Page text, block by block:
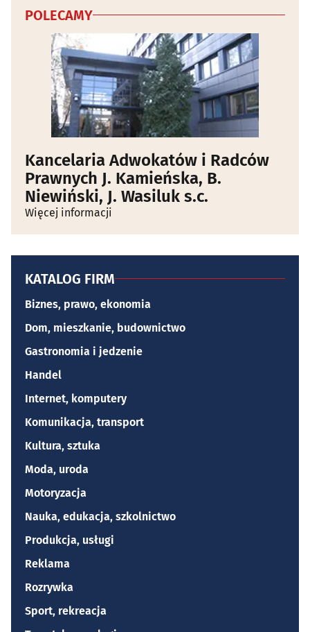
POLECAMY
Kancelaria Adwokatów i Radców
Prawnych J. Kamieńska, B.
Niewiński, J. Wasiluk s.c.
Więcej informacji
KATALOG FIRM
Biznes, prawo, ekonomia
Dom, mieszkanie, budownictwo
Gastronomia i jedzenie
Handel
Internet, komputery
Komunikacja, transport
Kultura, sztuka
Moda, uroda
Motoryzacja
Nauka, edukacja, szkolnictwo
Produkcja, usługi
Reklama
Rozrywka
Sport, rekreacja